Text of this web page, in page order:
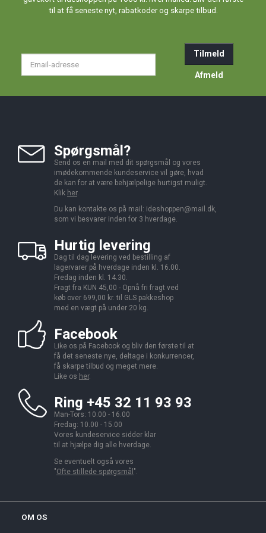
til at få seneste nyt, rabatkoder og skarpe tilbud.
Tilmeld
Afmeld
Spørgsmål?
Send os en mail med dit spørgsmål og vores
imødekommende kundeservice vil gøre, hvad
de kan for at være behjælpelige hurtigst muligt.
Klik her.
Du kan kontakte os på mail: ideshoppen@mail.dk,
som vi besvarer inden for 3 hverdage.
Hurtig levering
Dag til dag levering ved bestilling af
lagervarer på hverdage inden kl. 16.00.
Fredag inden kl. 14.30.
Fragt fra KUN 45,00 - Opnå fri fragt ved
køb over 699,00 kr. til GLS pakkeshop
med en vægt på under 20 kg.
Facebook
Like os på Facebook og bliv den første til at
få det seneste nye, deltage i konkurrencer,
få skarpe tilbud og meget mere.
Like os her.
Ring +45 32 11 93 93
Man-Tors: 10.00 - 16.00
Fredag: 10.00 - 15.00
Vores kundeservice sidder klar
til at hjælpe dig alle hverdage.
Se eventuelt også vores
"Ofte stillede spørgsmål ".
OM OS